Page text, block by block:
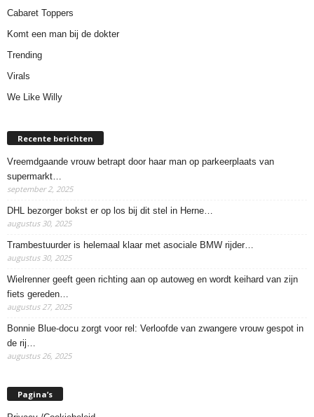
Cabaret Toppers
Komt een man bij de dokter
Trending
Virals
We Like Willy
Recente berichten
Vreemdgaande vrouw betrapt door haar man op parkeerplaats van
supermarkt…
september 2, 2025
DHL bezorger bokst er op los bij dit stel in Herne…
augustus 30, 2025
Trambestuurder is helemaal klaar met asociale BMW rijder…
augustus 30, 2025
Wielrenner geeft geen richting aan op autoweg en wordt keihard van zijn
fiets gereden…
augustus 27, 2025
Bonnie Blue-docu zorgt voor rel: Verloofde van zwangere vrouw gespot in
de rij…
augustus 26, 2025
Pagina’s